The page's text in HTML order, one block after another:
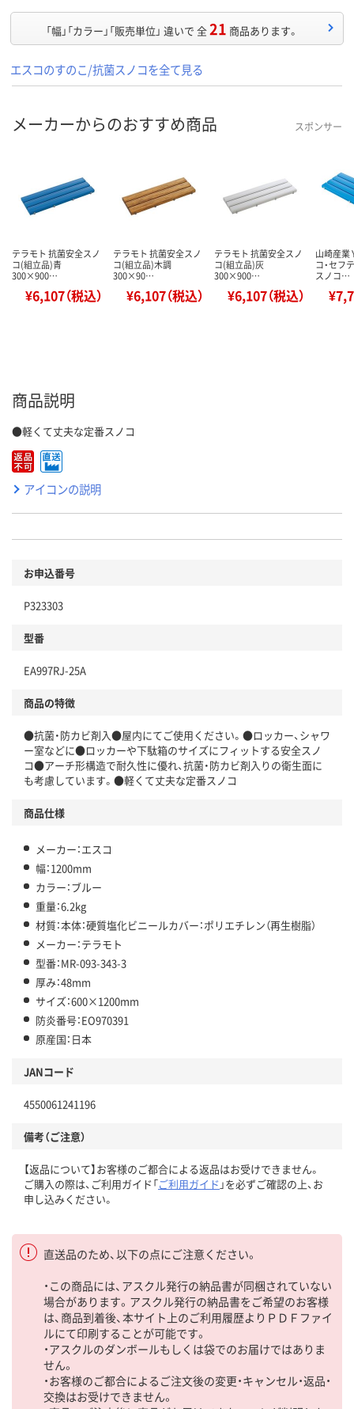
「幅」「カラー」「販売単位」 違いで 全21 商品あります。
エスコのすのこ/抗菌スノコを全て見る
メーカーからのおすすめ商品 スポンサー
テラモト 抗菌安全スノ
コ(組立品)青
300×900…
¥6,107（税込）
テラモト 抗菌安全スノ
コ(組立品)木調
300×90…
¥6,107（税込）
テラモト 抗菌安全スノ
コ(組立品)灰
300×900…
¥6,107（税込）
山崎産業
コ・セフ
スノコ…
商品説明
●軽くて丈夫な定番スノコ
アイコンの説明
お申込番号
P323303
型番
EA997RJ-25A
商品の特徴
●抗菌・防カビ剤入●屋内にてご使用ください。●ロッカー、シャワ
ー室などに●ロッカーや下駄箱のサイズにフィットする安全スノ
コ●アーチ形構造で耐久性に優れ、抗菌・防カビ剤入りの衛生面に
も考慮しています。●軽くて丈夫な定番スノコ
商品仕様
メーカー：エスコ
幅：1200mm
カラー：ブルー
重量：6.2kg
材質：本体：硬質塩化ビニールカバー：ポリエチレン（再生樹脂）
メーカー：テラモト
型番：MR-093-343-3
厚み：48mm
サイズ：600×1200mm
防炎番号：EO970391
原産国：日本
JANコード
4550061241196
備考（ご注意）
【返品について】お客様のご都合による返品はお受けできません。
ご購入の際は、ご利用ガイド「ご利用ガイド 」を必ずご確認の上、お
申し込みください。
直送品のため、以下の点にご注意ください。
・この商品には、アスクル発行の納品書が同梱されていない
場合があります。アスクル発行の納品書をご希望のお客様
は、商品到着後、本サイト上のご利用履歴よりＰＤＦファイ
ルにて印刷することが可能です。
・アスクルのダンボールもしくは袋でのお届けではありま
せん。
・お客様のご都合によるご注文後の変更・キャンセル・返品・
交換はお受けできません。